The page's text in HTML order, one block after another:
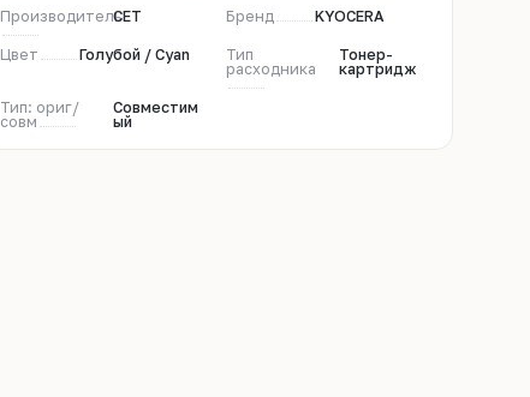
ПроизводительCET Бренд KYOCERA
Цвет Голубой / Cyan
Тип
расходника
Тонер-
картридж
Тип: ориг/
совм
Совместим
ый